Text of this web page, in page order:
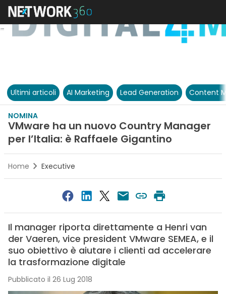
Ultimi articoli AI Marketing Lead Generation Content
NOMINA
VMware ha un nuovo Country Manager
per l’Italia: è Raffaele Gigantino
Home Executive
Il manager riporta direttamente a Henri van
der Vaeren, vice president VMware SEMEA, e il
suo obiettivo è aiutare i clienti ad accelerare
la trasformazione digitale
Pubblicato il 26 Lug 2018